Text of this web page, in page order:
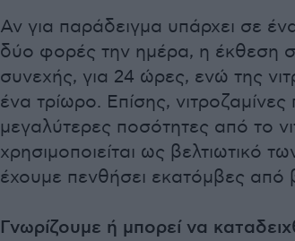
Αν για παράδειγμα υπάρχει σε
δύο φορές την ημέρα, η έκθεση
συνεχής, για 24 ώρες, ενώ της
ένα τρίωρο. Επίσης,
μεγαλύτερες ποσότητες από το
χρησιμοποιείται ως βελτιωτικό
έχουμε πενθήσει εκατόμβες από
Γνωρίζουμε ή μπορεί να